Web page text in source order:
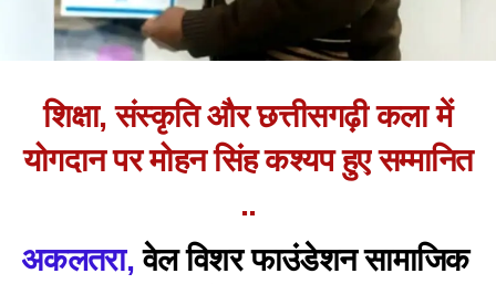
शिक्षा, संस्कृति और छत्तीसगढ़ी कला में
योगदान पर मोहन सिंह कश्यप हुए सम्मानित
..
अकलतरा,वेल विशर फाउंडेशन सामाजिक